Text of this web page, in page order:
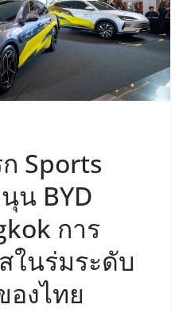
ก Sports
น BYD
การ
ในร่มระดับ
องไทย